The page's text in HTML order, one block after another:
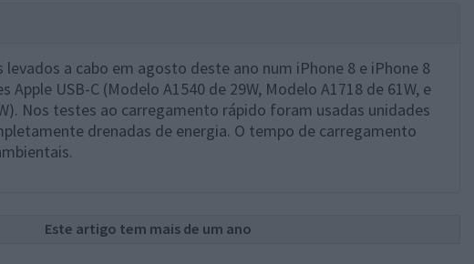
a cabo em agosto deste ano num iPhone 8 e iPhone 8
Apple USB-C (Modelo A1540 de 29W, Modelo A1718 de 61W, e
Nos testes ao carregamento rápido foram usadas unidades
drenadas de energia. O tempo de carregamento
Este artigo tem mais de um ano